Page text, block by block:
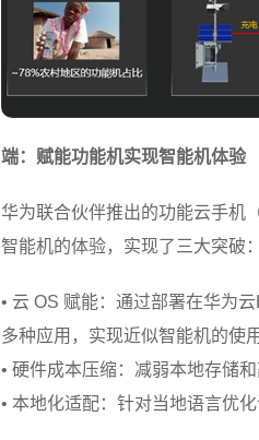
端：赋能功能机实现智能机体验
华为联合伙伴推出的功能云手机
智能机的体验，实现了三大突破：
• 云 OS 赋能：通过部署在华为
多种应用，实现近似智能机的使
• 硬件成本压缩：减弱本地存储
• 本地化适配：针对当地语言优